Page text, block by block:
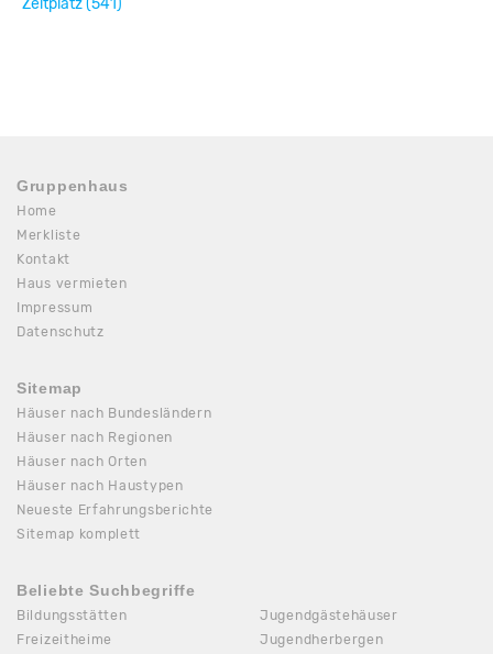
Gruppenhaus
Home
Merkliste
Kontakt
Haus vermieten
Impressum
Datenschutz
Sitemap
Häuser nach Bundesländern
Häuser nach Regionen
Häuser nach Orten
Häuser nach Haustypen
Neueste Erfahrungsberichte
Sitemap komplett
Beliebte Suchbegriffe
Bildungsstätten
Freizeitheime
Jugendgästehäuser
Jugendherbergen